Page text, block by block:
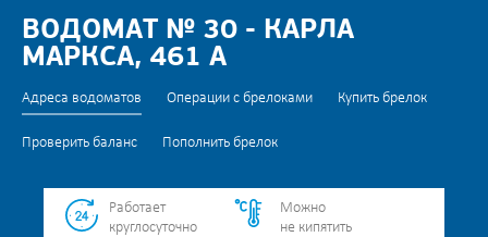
ВОДОМАТ № 30 - КАРЛА
МАРКСА, 461 А
Адреса водоматов Операции с брелоками Купить брелок
Проверить баланс Пополнить брелок
Работает
круглосуточно
Можно
не кипятить